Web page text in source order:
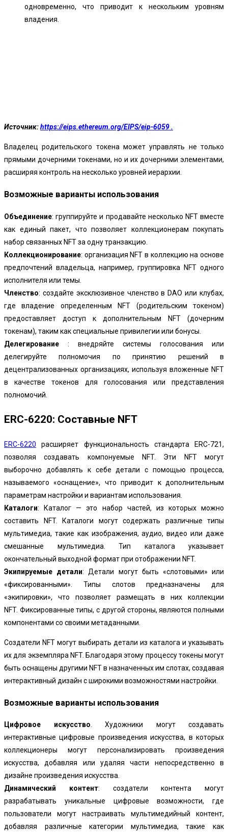
одновременно, что приводит к нескольким уровням
владения.
Источник:https://eips.ethereum.org/EIPS/eip-6059 .
Владелец родительского токена может управлять не только
прямыми дочерними токенами, но и их дочерними элементами,
расширяя контроль на несколько уровней иерархии.
Возможные варианты использования
Объединение: группируйте и продавайте несколько NFT вместе
как единый пакет, что позволяет коллекционерам покупать
набор связанных NFT за одну транзакцию.
Коллекционирование: организация NFT в коллекцию на основе
предпочтений владельца, например, группировка NFT одного
исполнителя или темы.
Членство: создайте эксклюзивное членство в DAO или клубах,
где владение определенным NFT (родительским токеном)
предоставляет доступ к дополнительным NFT (дочерним
токенам), таким как специальные привилегии или бонусы.
Делегирование : внедряйте системы голосования или
делегируйте полномочия по принятию решений в
децентрализованных организациях, используя вложенные NFT
в качестве токенов для голосования или представления
полномочий.
ERC-6220: Составные NFT
ERC-6220 расширяет функциональность стандарта ERC-721,
позволяя создавать компонуемые NFT. Эти NFT могут
выборочно добавлять к себе детали с помощью процесса,
называемого «оснащение», что приводит к дополнительным
параметрам настройки и вариантам использования.
Каталоги: Каталог — это набор частей, из которых можно
составить NFT. Каталоги могут содержать различные типы
мультимедиа, такие как изображения, аудио, видео или даже
смешанные мультимедиа. Тип каталога указывает
окончательный выходной формат при отображении NFT.
Экипируемые детали: Детали могут быть «слотовыми» или
«фиксированными». Типы слотов предназначены для
«экипировки», что позволяет размещать в них коллекции
NFT. Фиксированные типы, с другой стороны, являются полными
компонентами со своими метаданными.
Создатели NFT могут выбирать детали из каталога и указывать
их для экземпляра NFT. Благодаря этому процессу токены могут
быть оснащены другими NFT в назначенных им слотах, создавая
интерактивный дизайн с широкими возможностями настройки.
Возможные варианты использования
Цифровое искусство. Художники могут создавать
интерактивные цифровые произведения искусства, в которых
коллекционеры могут персонализировать произведения
искусства, добавляя или удаляя части непосредственно в
дизайне произведения искусства.
Динамический контент: создатели контента могут
разрабатывать уникальные цифровые возможности, где
пользователи могут настраивать мультимедийный контент,
добавляя различные категории мультимедиа, такие как